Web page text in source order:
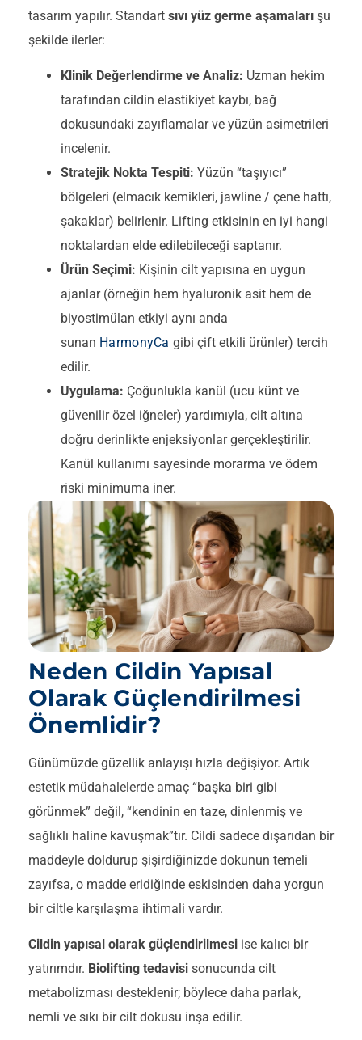
tasarım yapılır. Standart sıvı yüz germe aşamaları şu
şekilde ilerler:
Klinik Değerlendirme ve Analiz: Uzman hekim
tarafından cildin elastikiyet kaybı, bağ
dokusundaki zayıflamalar ve yüzün asimetrileri
incelenir.
Stratejik Nokta Tespiti: Yüzün “taşıyıcı”
bölgeleri (elmacık kemikleri, jawline / çene hattı,
şakaklar) belirlenir. Lifting etkisinin en iyi hangi
noktalardan elde edilebileceği saptanır.
Ürün Seçimi: Kişinin cilt yapısına en uygun
ajanlar (örneğin hem hyaluronik asit hem de
biyostimülan etkiyi aynı anda
sunan HarmonyCa gibi çift etkili ürünler) tercih
edilir.
Uygulama: Çoğunlukla kanül (ucu künt ve
güvenilir özel iğneler) yardımıyla, cilt altına
doğru derinlikte enjeksiyonlar gerçekleştirilir.
Kanül kullanımı sayesinde morarma ve ödem
riski minimuma iner.
Neden Cildin Yapısal
Olarak Güçlendirilmesi
Önemlidir?
Günümüzde güzellik anlayışı hızla değişiyor. Artık
estetik müdahalelerde amaç “başka biri gibi
görünmek” değil, “kendinin en taze, dinlenmiş ve
sağlıklı haline kavuşmak”tır. Cildi sadece dışarıdan bir
maddeyle doldurup şişirdiğinizde dokunun temeli
zayıfsa, o madde eridiğinde eskisinden daha yorgun
bir ciltle karşılaşma ihtimali vardır.
Cildin yapısal olarak güçlendirilmesi ise kalıcı bir
yatırımdır. Biolifting tedavisi sonucunda cilt
metabolizması desteklenir; böylece daha parlak,
nemli ve sıkı bir cilt dokusu inşa edilir.